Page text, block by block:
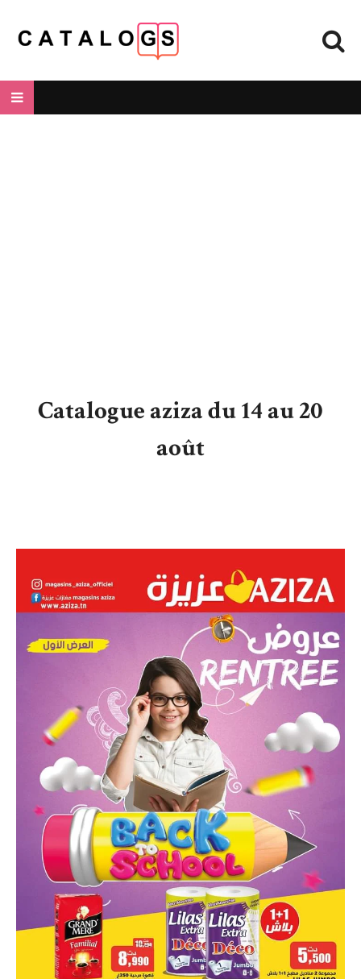
Catalogue aziza du 14 au 20
août